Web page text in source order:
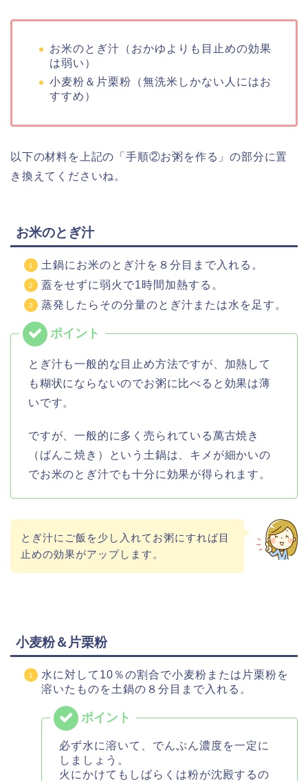
お米のとぎ汁（おかゆよりも目止めの効果
は弱い）
小麦粉＆片栗粉（無洗米しかない人にはお
すすめ）
以下の材料を上記の「手順②お粥を作る」の部分に置
き換えてくださいね。
お米のとぎ汁
土鍋にお米のとぎ汁を８分目まで入れる。
蓋をせずに弱火で1時間加熱する。
蒸発したらその分量のとぎ汁または水を足す。
とぎ汁も一般的な目止め方法ですが、加熱して
も糊状にならないのでお粥に比べると効果は薄
いです。
ですが、一般的に多く売られている萬古焼き
（ばんこ焼き）という土鍋は、キメが細かいの
でお米のとぎ汁でも十分に効果が得られます。
とぎ汁にご飯を少し入れてお粥にすれば目
止めの効果がアップします。
小麦粉＆片栗粉
水に対して10％の割合で小麦粉または片栗粉を
溶いたものを土鍋の８分目まで入れる。
必ず水に溶いて、でんぷん濃度を一定に
しましょう。
火にかけてもしばらくは粉が沈殿するの